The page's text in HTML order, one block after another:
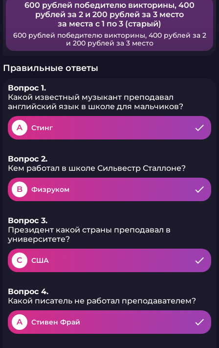
600 рублей победителю викторины, 400
рублей за 2 и 200 рублей за 3 место
за места с 1 по 3 (старый)
600 рублей победителю викторины, 400 рублей за 2
и 200 рублей за 3 место
Правильные ответы
Вопрос 1.
Какой известный музыкант преподавал
английский язык в школе для мальчиков?
A Стинг
Вопрос 2.
Кем работал в школе Сильвестр Сталлоне?
B Физруком
Вопрос 3.
Президент какой страны преподавал в
университете?
C США
Вопрос 4.
Какой писатель не работал преподавателем?
A Стивен Фрай